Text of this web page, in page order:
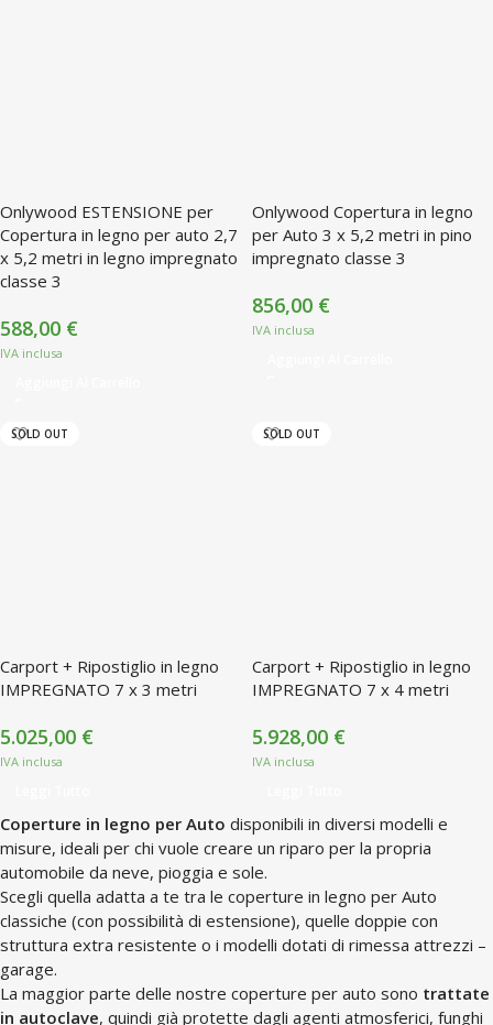
Onlywood ESTENSIONE per
Copertura in legno per auto 2,7
x 5,2 metri in legno impregnato
classe 3
588,00 €
Onlywood Copertura in legno
per Auto 3 x 5,2 metri in pino
impregnato classe 3
856,00 €
SOLD OUT
Carport + Ripostiglio in legno
IMPREGNATO 7 x 3 metri
5.025,00 €
SOLD OUT
Carport + Ripostiglio in legno
IMPREGNATO 7 x 4 metri
5.928,00 €
Coperture in legno per Auto disponibili in diversi modelli e
misure, ideali per chi vuole creare un riparo per la propria
automobile da neve, pioggia e sole.
Scegli quella adatta a te tra le coperture in legno per Auto
classiche (con possibilità di estensione), quelle doppie con
struttura extra resistente o i modelli dotati di rimessa attrezzi –
garage.
La maggior parte delle nostre coperture per auto sono trattate
in autoclave, quindi già protette dagli agenti atmosferici, funghi